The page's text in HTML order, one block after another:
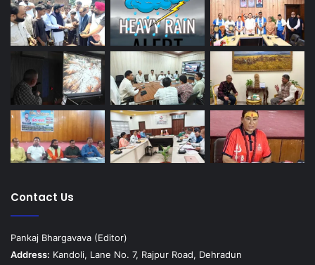
Contact Us
Pankaj Bhargavava (Editor)
Address: Kandoli, Lane No. 7, Rajpur Road, Dehradun